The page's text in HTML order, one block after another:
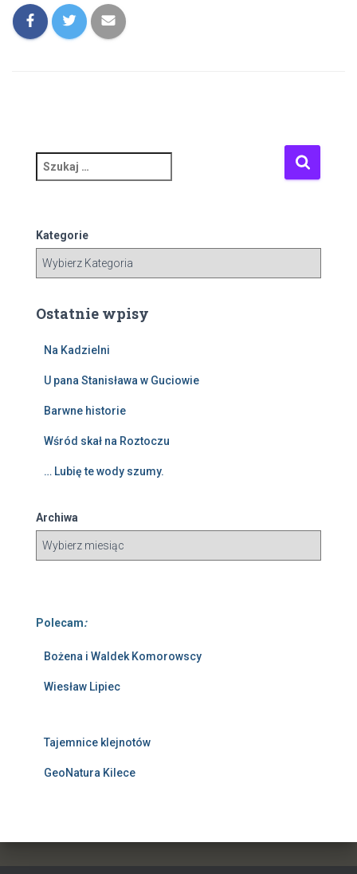
z
a
j
Kategorie
Ostatnie wpisy
Na Kadzielni
U pana Stanisława w Guciowie
Barwne historie
Wśród skał na Roztoczu
… Lubię te wody szumy.
Archiwa
Polecam:
Bożena i Waldek Komorowscy
Wiesław Lipiec
Tajemnice klejnotów
GeoNatura Kilece